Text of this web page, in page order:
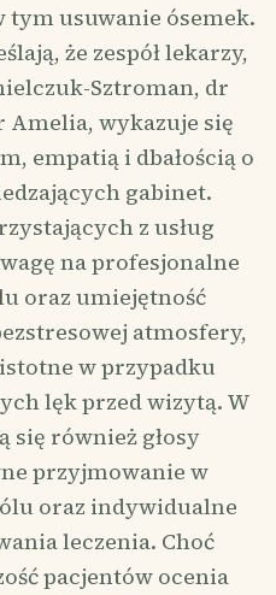
usuwanie ósemek.
że zespół lekarzy,
Sztroman, dr
Amelia, wykazuje się
empatią i dbałością o
gabinet.
z usług
na profesjonalne
oraz umiejętność
atmosfery,
w przypadku
lęk przed wizytą. W
się również głosy
przyjmowanie w
oraz indywidualne
leczenia. Choć
pacjentów ocenia